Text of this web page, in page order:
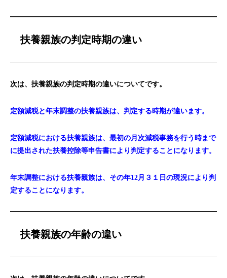
扶養親族の判定時期の違い
次は、扶養親族の判定時期の違いについてです。
定額減税と年末調整の扶養親族は、判定する時期が違います。
定額減税における扶養親族は、最初の月次減税事務を行う時まで
に提出された扶養控除等申告書により判定することになります。
年末調整における扶養親族は、その年12月３１日の現況により判
定することになります。
扶養親族の年齢の違い